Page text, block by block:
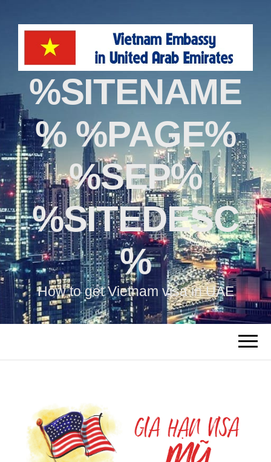
%SITENAME
% %PAGE%
%SEP%
%SITEDESC
%
How to get Vietnam visa in UAE